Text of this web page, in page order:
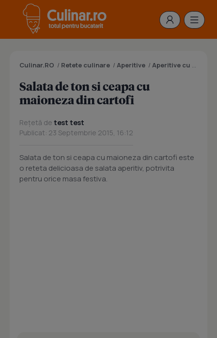
Culinar.RO / Retete culinare / Aperitive / Aperitive cu peste
Salata de ton si ceapa cu
maioneza din cartofi
Rețetă de test test
Publicat: 23 Septembrie 2015, 16:12
Salata de ton si ceapa cu maioneza din cartofi este
o reteta delicioasa de salata aperitiv, potrivita
pentru orice masa festiva.